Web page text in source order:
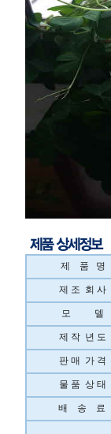
제 품 명
제 조 회 사
모 델
제 작 년 도
판 매 가 격
물 품 상 태
배 송 료